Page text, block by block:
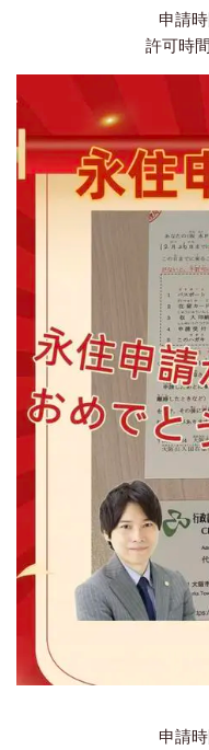
申請
許可時
申請